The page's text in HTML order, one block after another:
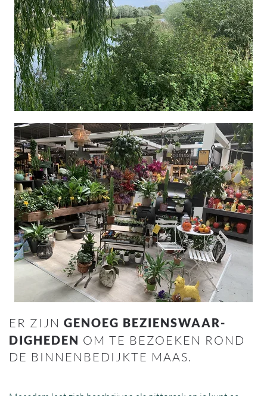
ER ZIJN GENOEG BEZIENSWAAR­
DIGHEDEN OM TE BEZOEKEN ROND
DE BINNEN­BEDIJKTE MAAS.